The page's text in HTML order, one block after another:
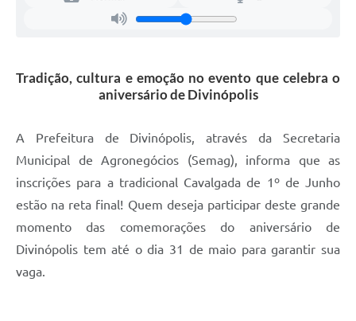
Tradição, cultura e emoção no evento que celebra o
aniversário de Divinópolis
A Prefeitura de Divinópolis, através da Secretaria
Municipal de Agronegócios (Semag), informa que as
inscrições para a tradicional Cavalgada de 1º de Junho
estão na reta final! Quem deseja participar deste grande
momento das comemorações do aniversário de
Divinópolis tem até o dia 31 de maio para garantir sua
vaga.